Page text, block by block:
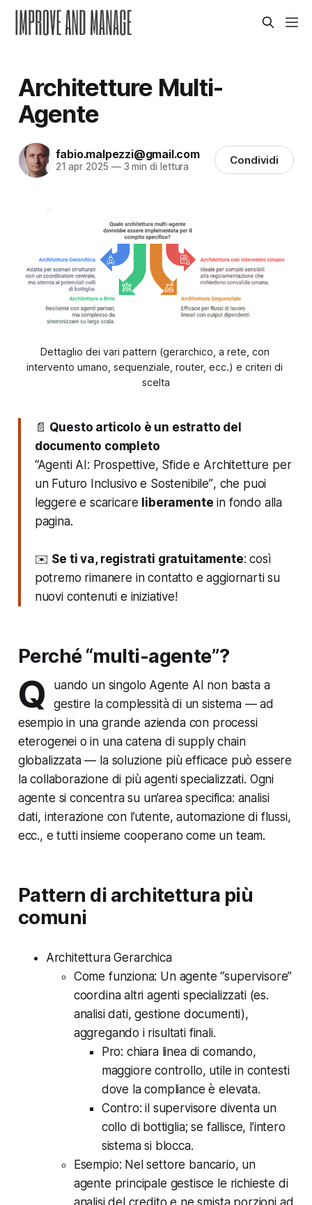
Architetture Multi-
Agente
fabio.malpezzi@gmail.com
21 apr 2025 —3 min di lettura Condividi
Dettaglio dei vari pattern (gerarchico, a rete, con
intervento umano, sequenziale, router, ecc.) e criteri di
scelta
📄 Questo articolo è un estratto del
documento completo
“Agenti AI: Prospettive, Sfide e Architetture per
un Futuro Inclusivo e Sostenibile”, che puoi
leggere e scaricare liberamente in fondo alla
pagina.
✉️ Se ti va, registrati gratuitamente: così
potremo rimanere in contatto e aggiornarti su
nuovi contenuti e iniziative!
Perché “multi-agente”?
Q
uando un singolo Agente AI non basta a
gestire la complessità di un sistema — ad
esempio in una grande azienda con processi
eterogenei o in una catena di supply chain
globalizzata — la soluzione più efficace può essere
la collaborazione di più agenti specializzati. Ogni
agente si concentra su un’area specifica: analisi
dati, interazione con l’utente, automazione di flussi,
ecc., e tutti insieme cooperano come un team.
Pattern di architettura più
comuni
Architettura Gerarchica
Come funziona: Un agente “supervisore”
coordina altri agenti specializzati (es.
analisi dati, gestione documenti),
aggregando i risultati finali.
Pro: chiara linea di comando,
maggiore controllo, utile in contesti
dove la compliance è elevata.
Contro: il supervisore diventa un
collo di bottiglia; se fallisce, l’intero
sistema si blocca.
Esempio: Nel settore bancario, un
agente principale gestisce le richieste di